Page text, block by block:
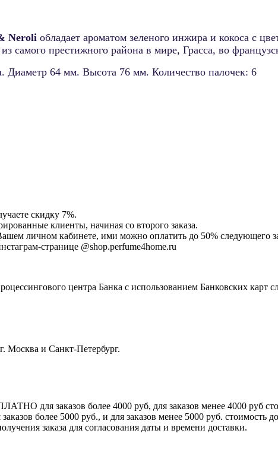
Neroli обладает ароматом зеленого инжира и кокоса с
самого престижного района в мире, Грасса, во
Диаметр 64 мм. Высота 76 мм. Количество палочек: 6
скидку 7%.
клиенты, начиная со второго заказа.
личном кабинете, ими можно оплатить до 50% следующего
странице @shop.perfume4home.ru
центра Банка с использованием Банковских
Москва и Санкт-Петербург.
для заказов более 4000 руб, для заказов менее 4000 руб
более 5000 руб., и для заказов менее 5000 руб. стоимость
заказа для согласования даты и времени доставки.